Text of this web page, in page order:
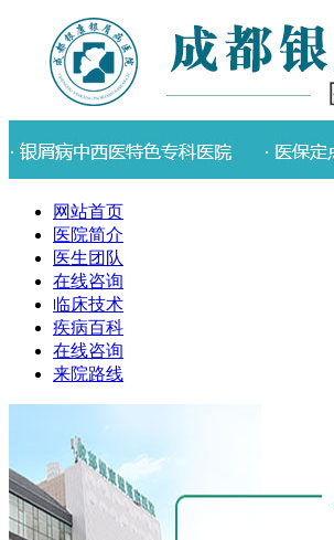
网站首页
医院简介
医生团队
在线咨询
临床技术
疾病百科
在线咨询
来院路线